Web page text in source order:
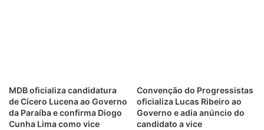
MDB oficializa candidatura
de Cícero Lucena ao Governo
da Paraíba e confirma Diogo
Cunha Lima como vice
Convenção do Progressistas
oficializa Lucas Ribeiro ao
Governo e adia anúncio do
candidato a vice